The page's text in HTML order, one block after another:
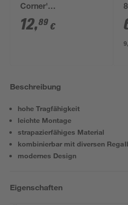
Corner'
melaminbeschichtet
300 x 300 x 19 mm
12,89 €
Beschreibung
hohe Tragfähigkeit
leichte Montage
strapazierfähiges Material
kombinierbar mit diversen
modernes Design
Eigenschaften